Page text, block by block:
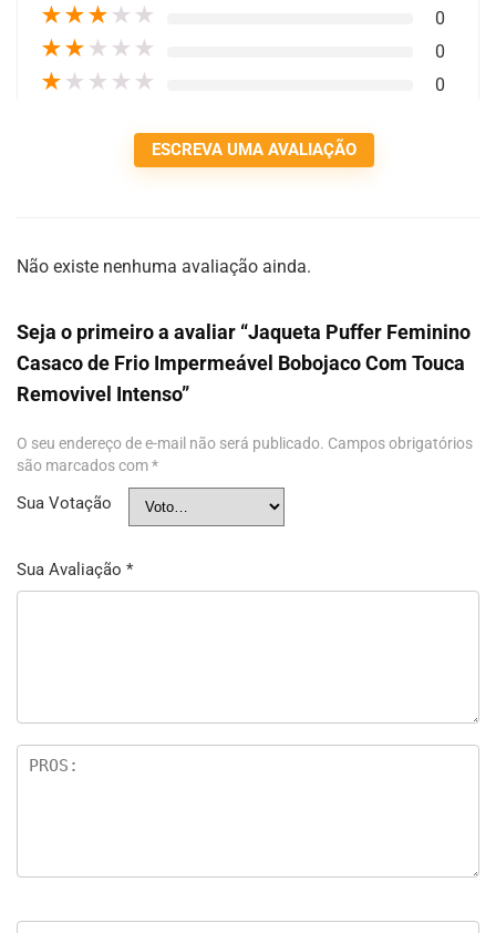
★★★ ★ ★ 0
★★ ★ ★ ★ 0
★ ★ ★ ★ ★ 0
ESCREVA UMA AVALIAÇÃO
Não existe nenhuma avaliação ainda.
Seja o primeiro a avaliar “Jaqueta Puffer Feminino
Casaco de Frio Impermeável Bobojaco Com Touca
Removivel Intenso”
O seu endereço de e-mail não será publicado. Campos obrigatórios
são marcados com*
Sua Votação
Sua Avaliação *